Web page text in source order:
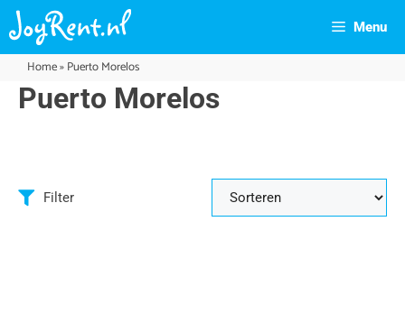
Menu
Home»Puerto Morelos
Puerto Morelos
Filter